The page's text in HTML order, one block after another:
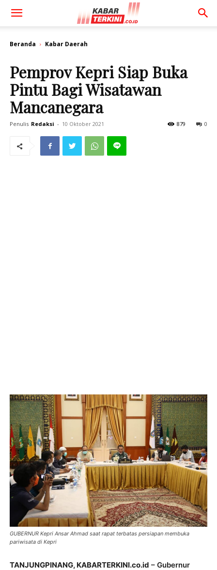
Beranda Kabar Daerah
Pemprov Kepri Siap Buka
Pintu Bagi Wisatawan
Mancanegara
Penulis Redaksi - 10 Oktober 2021 0
879
GUBERNUR Kepri Ansar Ahmad saat rapat terbatas persiapan membuka
pariwisata di Kepri
TANJUNGPINANG, KABARTERKINI.co.id – Gubernur